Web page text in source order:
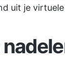
uit je